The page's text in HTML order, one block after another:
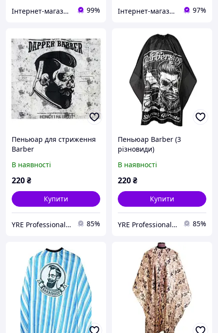
Інтернет-магазин Star Beauty 99% Інтернет-магазин "Жіночий Рай" 97%
Пеньюар для стриження
Barber
В наявності
220₴
Купити
YRE Professional💅🏻 85%
Пеньюар Barber (3
різновиди)
В наявності
220₴
Купити
YRE Professional💅🏻 85%